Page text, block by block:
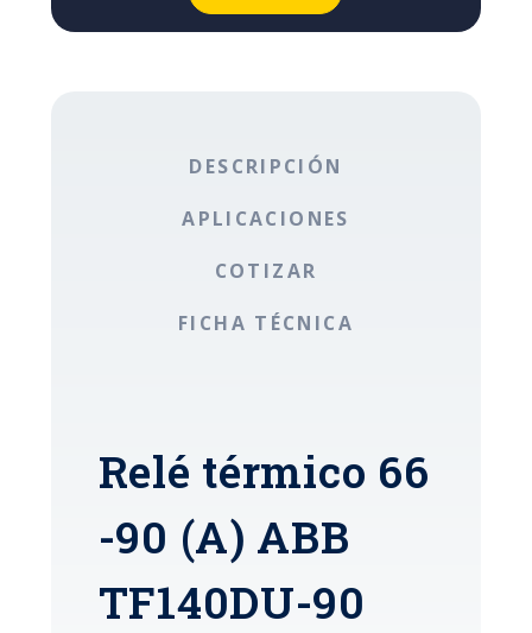
DESCRIPCIÓN
APLICACIONES
COTIZAR
FICHA TÉCNICA
Relé térmico 66
-90 (A) ABB
TF140DU-90